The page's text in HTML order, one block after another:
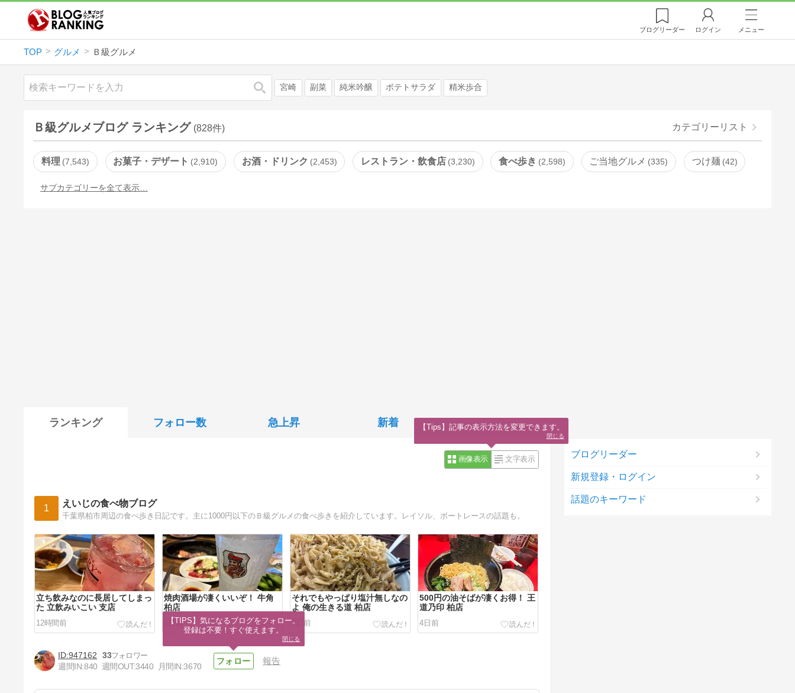
ブログリーダー ログイン メニュー
TOP グルメ Ｂ級グルメ
検索 宮崎 副菜 純米吟醸 ポテトサラダ 精米歩合
Ｂ級グルメブログ ランキング (828件) カテゴリーリスト
料理 7,543 お菓子・デザート 2,910 お酒・ドリンク 2,453 レストラン・飲食店 3,230 食べ歩き 2,598 ご当地グルメ 335 つけ麺 42
サブカテゴリーを全て表示…
ランキング フォロー数 急上昇 新着
画像表示 文字表示
1 えいじの食べ物ブログ
千葉県柏市周辺の食べ歩き日記です。主に1000円以下のＢ級グルメの食べ歩きを紹介しています。レイソル、ボートレースの話題も。
立ち飲みなのに長居してしまっ
た 立飲みいこい 支店
12時間前
焼肉酒場が凄くいいぞ！ 牛角
柏店
2日前
それでもやっぱり塩汁無しなの
よ 俺の生きる道 柏店
3日前
500円の油そばが凄くお得！ 王
道乃印 柏店
4日前
947162
33
週間IN:840 週間OUT:3440 月間IN:3670
報告
ブログリーダー
新規登録・ログイン
話題のキーワード
【TIPS】気になるブログをフォロー。
登録は不要！すぐ使えます。
閉じる
【Tips】記事の表示方法を変更できます。
閉じる